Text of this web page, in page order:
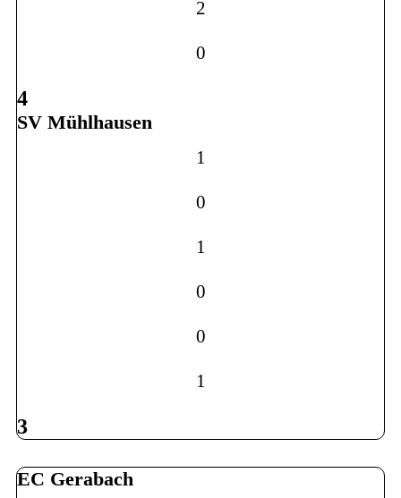
2
0
4
SV Mühlhausen
1
0
1
0
0
1
3
EC Gerabach